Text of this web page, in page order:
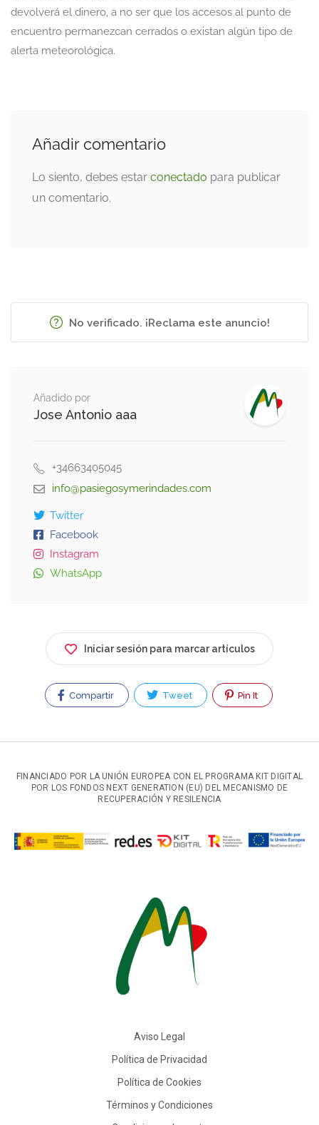
devolverá el dinero, a no ser que los accesos al punto de
encuentro permanezcan cerrados o existan algún tipo de
alerta meteorológica.
Añadir comentario
Lo siento, debes estar conectado para publicar
un comentario.
No verificado. ¡Reclama este anuncio!
Añadido por
Jose Antonio aaa
+34663405045
info@pasiegosymerindades.com
Twitter
Facebook
Instagram
WhatsApp
Iniciar sesión para marcar artículos
Compartir Tweet Pin It
FINANCIADO POR LA UNIÓN EUROPEA CON EL PROGRAMA KIT DIGITAL
POR LOS FONDOS NEXT GENERATION (EU) DEL MECANISMO DE
RECUPERACIÓN Y RESILENCIA
Aviso Legal
Política de Privacidad
Política de Cookies
Términos y Condiciones